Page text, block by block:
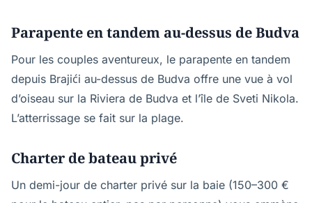
Parapente en tandem au-dessus de Budva
Pour les couples aventureux, le parapente en tandem
depuis Brajići au-dessus de Budva offre une vue à vol
d’oiseau sur la Riviera de Budva et l’île de Sveti Nikola.
L’atterrissage se fait sur la plage.
Charter de bateau privé
Un demi-jour de charter privé sur la baie (150–300 €